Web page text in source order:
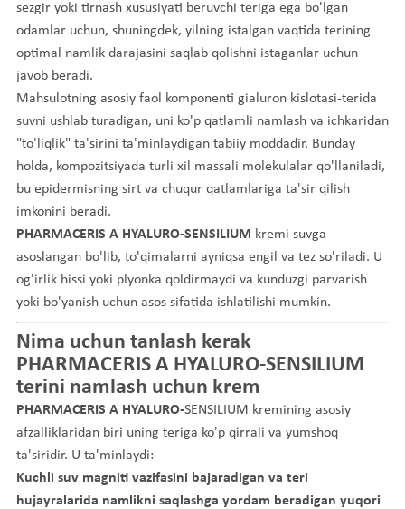
sezgir yoki tirnash xususiyati beruvchi teriga ega bo'lgan
odamlar uchun, shuningdek, yilning istalgan vaqtida terining
optimal namlik darajasini saqlab qolishni istaganlar uchun
javob beradi.
Mahsulotning asosiy faol komponenti gialuron kislotasi-terida
suvni ushlab turadigan, uni ko'p qatlamli namlash va ichkaridan
"to'liqlik" ta'sirini ta'minlaydigan tabiiy moddadir. Bunday
holda, kompozitsiyada turli xil massali molekulalar qo'llaniladi,
bu epidermisning sirt va chuqur qatlamlariga ta'sir qilish
imkonini beradi.
PHARMACERIS A HYALURO-SENSILIUM kremi suvga
asoslangan bo'lib, to'qimalarni ayniqsa engil va tez so'riladi. U
og'irlik hissi yoki plyonka qoldirmaydi va kunduzgi parvarish
yoki bo'yanish uchun asos sifatida ishlatilishi mumkin.
Nima uchun tanlash kerak
PHARMACERIS A HYALURO-SENSILIUM
terini namlash uchun krem
PHARMACERIS A HYALURO-SENSILIUM kremining asosiy
afzalliklaridan biri uning teriga ko'p qirrali va yumshoq
ta'siridir. U ta'minlaydi:
Kuchli suv magniti vazifasini bajaradigan va teri
hujayralarida namlikni saqlashga yordam beradigan yuqori